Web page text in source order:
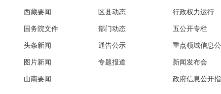
西藏要闻
国务院文件
头条新闻
图片新闻
山南要闻
区县动态
部门动态
通告公示
专题报道
行政权力运行
五公开专栏
重点领域信息
新闻发布会
政府信息公开